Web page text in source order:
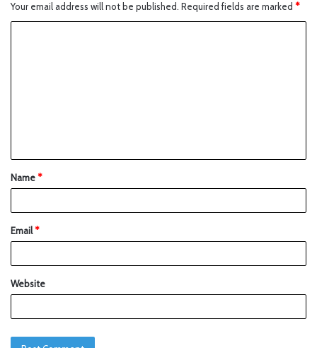
Your email address will not be published. Required fields are marked *
Name*
Email*
Website